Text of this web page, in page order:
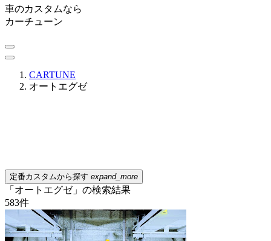
車のカスタムなら
カーチューン
CARTUNE
オートエグゼ
定番カスタムから探す expand_more
「オートエグゼ」の検索結果
583件